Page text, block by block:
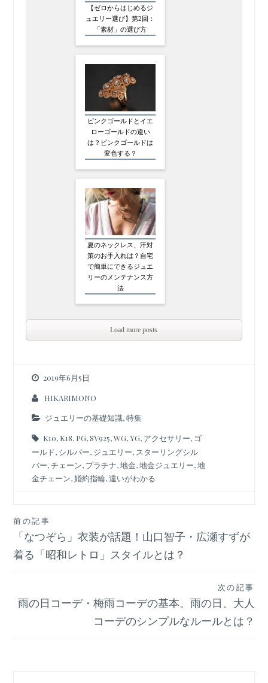
【ゼロからはじめるジ
ュエリー選び】第2回：
「素材」の選び方
ピンクゴールドとイエ
ローゴールドの違い
は？ピンクゴールドは
変色する？
夏のネックレス、汗対
策のお手入れは？自宅
で簡単にできるジュエ
リーのメンテナンス方
法
Load more posts
2019年6月5日
HIKARIMONO
ジュエリーの基礎知識,特集
K10, K18, PG,SV925,WG,YG, アクセサリー, ゴ
ールド, シルバー, ジュエリー, スターリングシル
バー,チェーン, プラチナ,地金,地金ジュエリー,地
金チェーン,婚約指輪,違いがわかる
投
稿
ナ
ー
前の記事
「なつぞら」衣装が話題！山口智子・広瀬すずが
着る「昭和レトロ」スタイルとは？
次の記事
雨の日コーデ・梅雨コーデの基本。雨の日、大人
コーデのシンプルなルールとは？